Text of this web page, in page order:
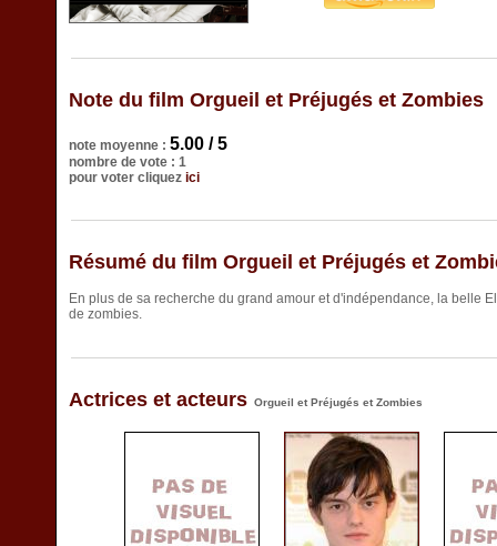
Note du film Orgueil et Préjugés et Zombies
note moyenne : 5.00 / 5
nombre de vote : 1
pour voter cliquez ici
Résumé du film Orgueil et Préjugés et
En plus de sa recherche du grand amour et d'indépendance, la belle
de zombies.
Actrices et acteurs Orgueil et Préjugés et Zombies